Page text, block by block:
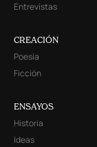
Entrevistas
CREACIÓN
Poesía
Ficción
ENSAYOS
Historia
Ideas